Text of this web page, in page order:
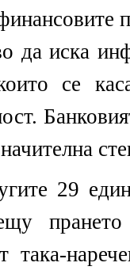
да иска
се
29
така-